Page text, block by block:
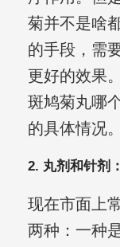
菊并不是啥
的手段，需
更好的效果
斑鸠菊丸哪
的具体情况。
2. 丸剂和针剂
现在市面上
两种：一种